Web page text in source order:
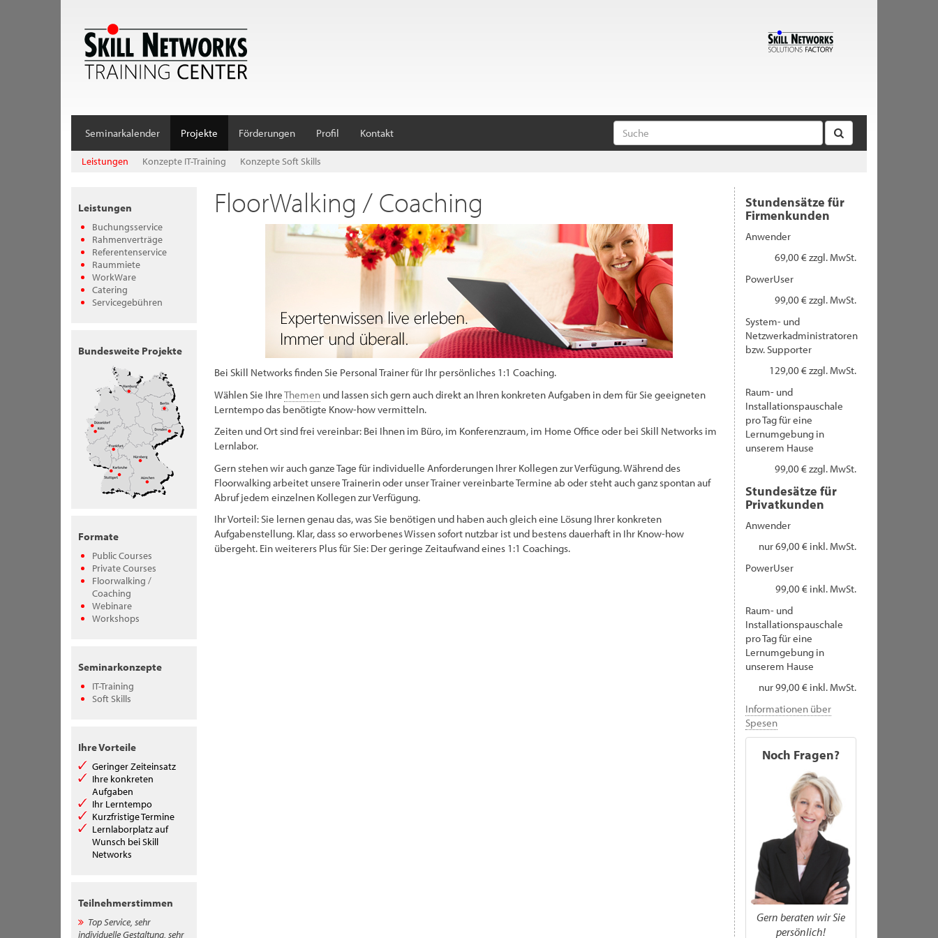
Seminarkalender Projekte Förderungen Profil Kontakt
Leistungen Konzepte IT-Training Konzepte Soft Skills
Leistungen
Buchungsservice
Rahmenverträge
Referentenservice
Raummiete
WorkWare
Catering
Servicegebühren
Bundesweite Projekte
Formate
Public Courses
Private Courses
Floorwalking /
Coaching
Webinare
Workshops
Seminarkonzepte
IT-Training
Soft Skills
Ihre Vorteile
Geringer Zeiteinsatz
Ihre konkreten
Aufgaben
Ihr Lerntempo
Kurzfristige Termine
Lernlaborplatz auf
Wunsch bei Skill
Networks
Teilnehmerstimmen
Top Service, sehr
individuelle Gestaltung, sehr
FloorWalking / Coaching
Bei Skill Networks finden Sie Personal Trainer für Ihr persönliches 1:1 Coaching.
Wählen Sie IhreThemen und lassen sich gern auch direkt an Ihren konkreten Aufgaben in dem für Sie geeigneten
Lerntempo das benötigte Know-how vermitteln.
Zeiten und Ort sind frei vereinbar: Bei Ihnen im Büro, im Konferenzraum, im Home Office oder bei Skill Networks im
Lernlabor.
Gern stehen wir auch ganze Tage für individuelle Anforderungen Ihrer Kollegen zur Verfügung. Während des
Floorwalking arbeitet unsere Trainerin oder unser Trainer vereinbarte Termine ab oder steht auch ganz spontan auf
Abruf jedem einzelnen Kollegen zur Verfügung.
Ihr Vorteil: Sie lernen genau das, was Sie benötigen und haben auch gleich eine Lösung Ihrer konkreten
Aufgabenstellung. Klar, dass so erworbenes Wissen sofort nutzbar ist und bestens dauerhaft in Ihr Know-how
übergeht. Ein weiterers Plus für Sie: Der geringe Zeitaufwand eines 1:1 Coachings.
Stundensätze für
Firmenkunden
Anwender
69,00 € zzgl. MwSt.
PowerUser
99,00 € zzgl. MwSt.
System- und
Netzwerkadministratoren
bzw. Supporter
129,00 € zzgl. MwSt.
Raum- und
Installationspauschale
pro Tag für eine
Lernumgebung in
unserem Hause
99,00 € zzgl. MwSt.
Stundesätze für
Privatkunden
Anwender
nur 69,00 € inkl. MwSt.
PowerUser
99,00 € inkl. MwSt.
Raum- und
Installationspauschale
pro Tag für eine
Lernumgebung in
unserem Hause
nur 99,00 € inkl. MwSt.
Informationen über
Spesen
Noch Fragen?
Gern beraten wir Sie
persönlich!